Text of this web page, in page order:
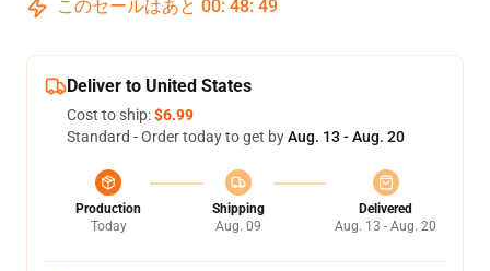
このセールはあと 00: 48: 48
Deliver to United States
Cost to ship:$6.99
Standard - Order today to get byAug. 13 - Aug. 20
Production
Today
Shipping
Aug. 09
Delivered
Aug. 13 - Aug. 20